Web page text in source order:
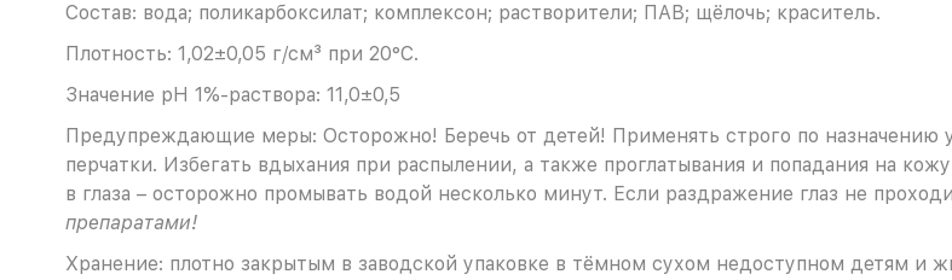
Состав: вода; поликарбоксилат; комплексон; растворители; ПАВ; щёлочь; краситель.
Плотность: 1,02±0,05 г/см³ при 20°C.
Значение pH 1%-раствора: 11,0±0,5
Предупреждающие меры: Осторожно! Беречь от детей! Применять строго по назначению
перчатки. Избегать вдыхания при распылении, а также проглатывания и попадания на
в глаза – осторожно промывать водой несколько минут. Если раздражение глаз не
препаратами!
Хранение: плотно закрытым в заводской упаковке в тёмном сухом недоступном детям и